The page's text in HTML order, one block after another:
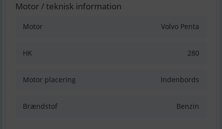
Motor / teknisk information
Motor Volvo Penta
HK 280
Motor placering Indenbords
Brændstof Benzin